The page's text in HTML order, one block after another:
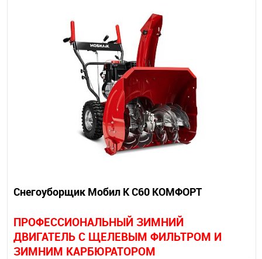
Снегоуборщик Мобил К С60 КОМФОРТ
ПРОФЕССИОНАЛЬНЫЙ ЗИМНИЙ
ДВИГАТЕЛЬ С ЩЕЛЕВЫМ ФИЛЬТРОМ И
ЗИМНИМ КАРБЮРАТОРОМ